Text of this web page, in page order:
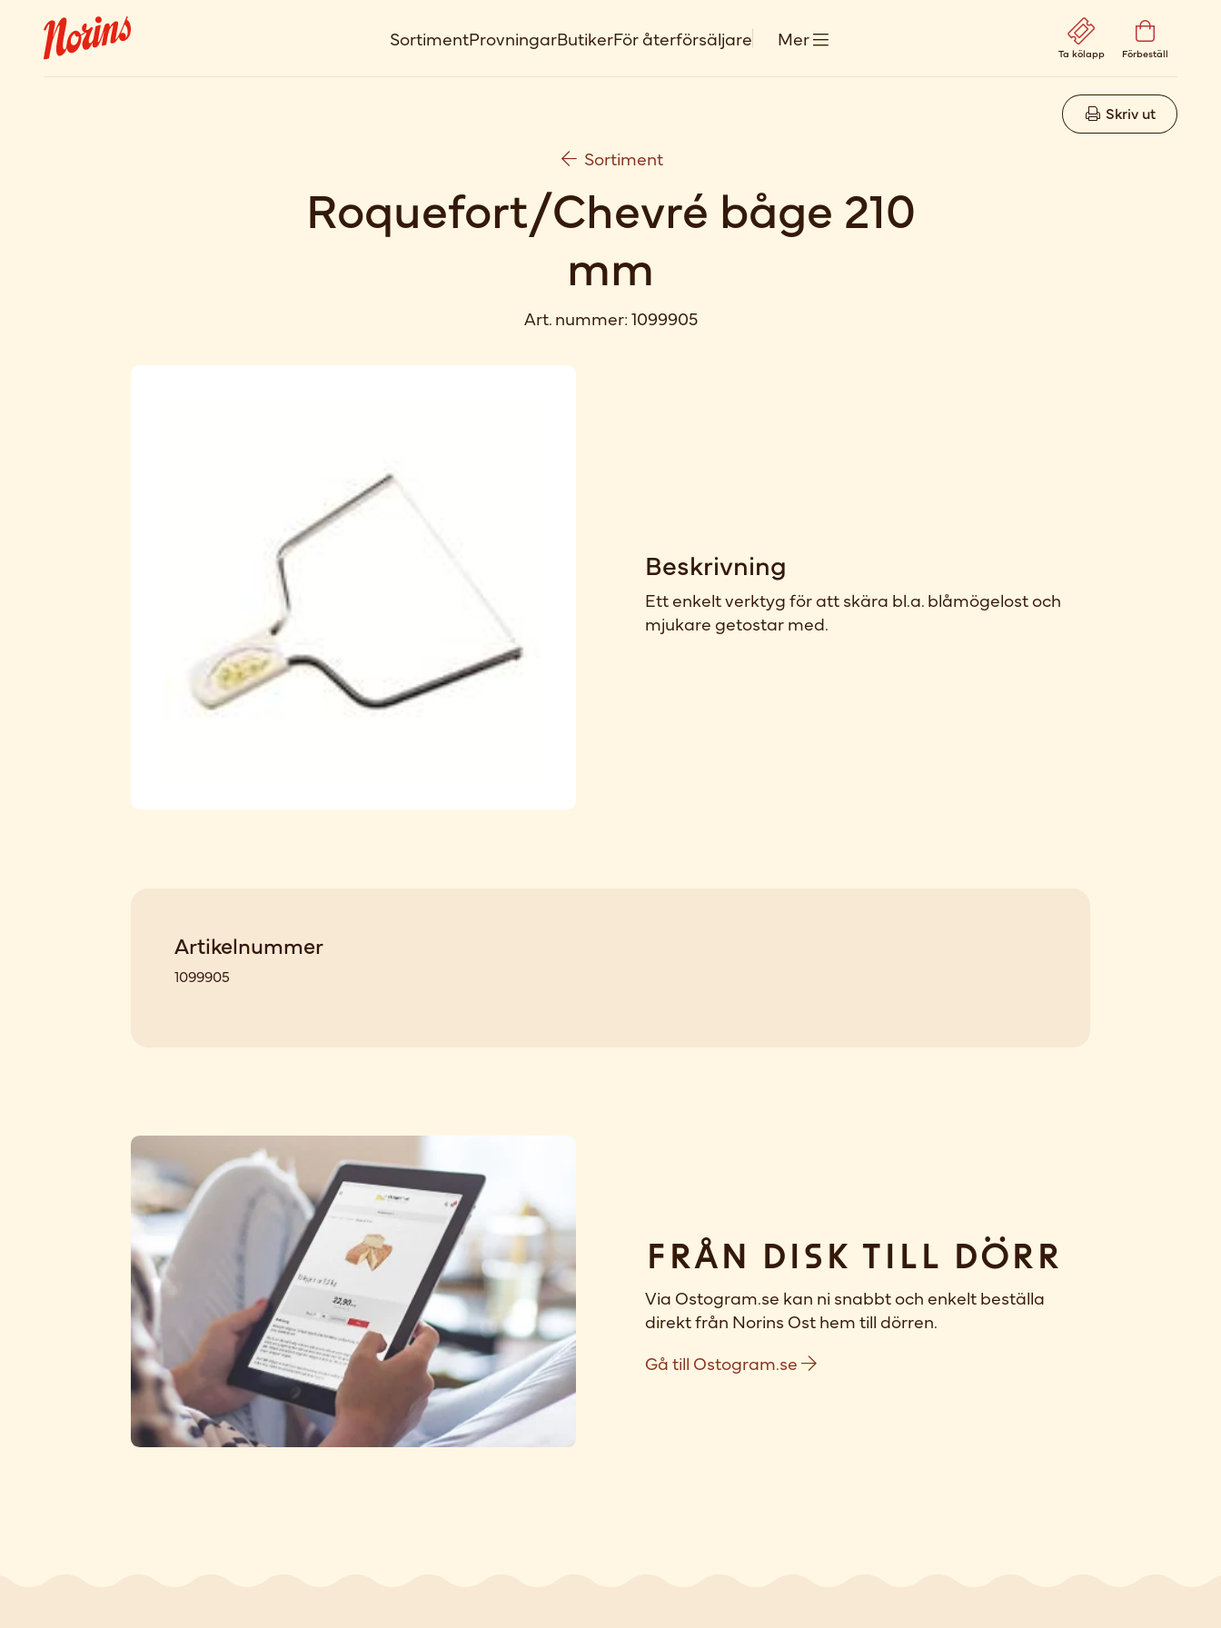
SortimentProvningarButikerFör återförsäljare Mer
Ta kölapp Förbeställ
Skriv ut
Sortiment
Roquefort/Chevré båge 210
mm
Art. nummer:1099905
Beskrivning
Ett enkelt verktyg för att skära bl.a. blåmögelost och
mjukare getostar med.
Artikelnummer
1099905
Från disk till dörr
Via Ostogram.se kan ni snabbt och enkelt beställa
direkt från Norins Ost hem till dörren.
Gå till Ostogram.se